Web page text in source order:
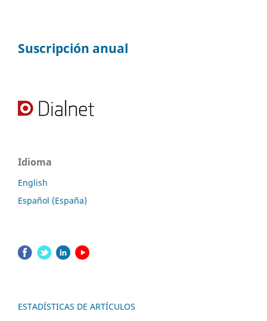
Suscripción anual
Idioma
English
Español (España)
ESTADÍSTICAS DE ARTÍCULOS